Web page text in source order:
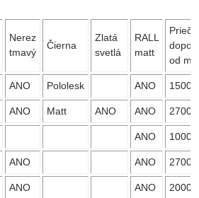
Nerez
tmavý
Čierna
Zlatá
svetlá
RALL
matt
od
ANO Pololesk ANO 1500
ANO Matt ANO ANO 2700
ANO 1000
ANO ANO 2700
ANO ANO 2000